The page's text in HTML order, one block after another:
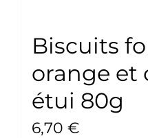
Biscuits
orange et
étui 80g
6,70 €